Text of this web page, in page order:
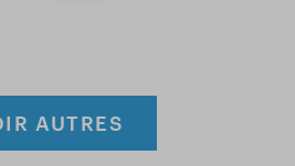
AUTRES